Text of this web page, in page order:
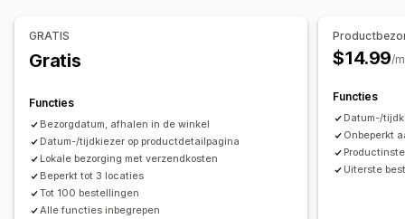
Ter plaatse
Voorbereidingstijden
Tracking in realtime
Bezorgkaart
E-mailmeldingen
Bewijs van bezorging
Routeoptimalisatie
GRATIS
Gratis
Functies
Bezorgdatum, afhalen in de winkel
Datum-/tijdkiezer op productdetailpagina
Lokale bezorging met verzendkosten
Beperkt tot 3 locaties
Tot 100 bestellingen
Alle functies inbegrepen
$14.99/
Functies
Datum-/
Onbeperkt
Uiterste